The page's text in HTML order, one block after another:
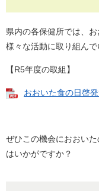
県内の各保健所では、
様々な活動に取り組んで
【R5年度の取組】
おおいた食の日啓
ぜひこの機会におおい
はいかがですか？